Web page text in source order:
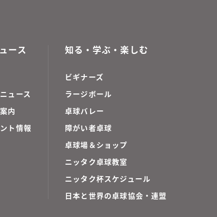
ース
ュース
内
ト情報
知る・学ぶ・楽しむ
ビギナーズ
ラージボール
卓球バレー
障がい者卓球
卓球場＆ショップ
ニッタク卓球教室
ニッタク杯スケジュール
日本と世界の卓球協会・連盟